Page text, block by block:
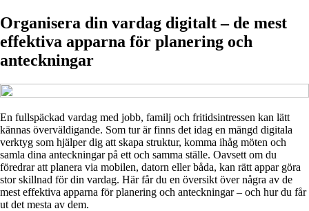
Organisera din vardag digitalt – de mest
effektiva apparna för planering och
anteckningar
En fullspäckad vardag med jobb, familj och fritidsintressen kan lätt
kännas överväldigande. Som tur är finns det idag en mängd digitala
verktyg som hjälper dig att skapa struktur, komma ihåg möten och
samla dina anteckningar på ett och samma ställe. Oavsett om du
föredrar att planera via mobilen, datorn eller båda, kan rätt appar göra
stor skillnad för din vardag. Här får du en översikt över några av de
mest effektiva apparna för planering och anteckningar – och hur du får
ut det mesta av dem.